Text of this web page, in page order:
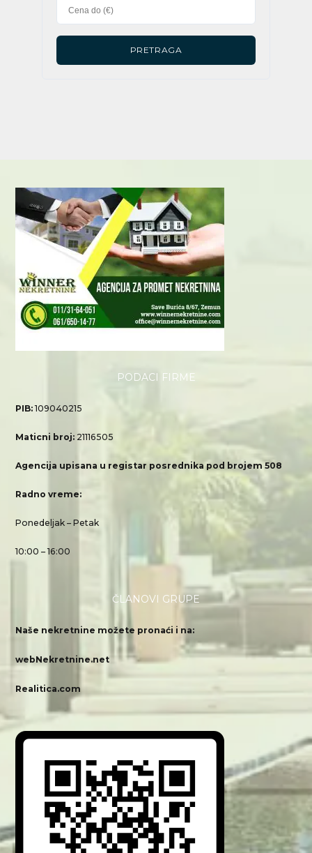
PODACI FIRME
PIB:109040215
Maticni broj: 21116505
Agencija upisana u registar posrednika pod brojem 508
Radno vreme:
Ponedeljak – Petak
10:00 – 16:00
ČLANOVI GRUPE
Naše nekretnine možete pronaći i na:
webNekretnine.net
Realitica.com